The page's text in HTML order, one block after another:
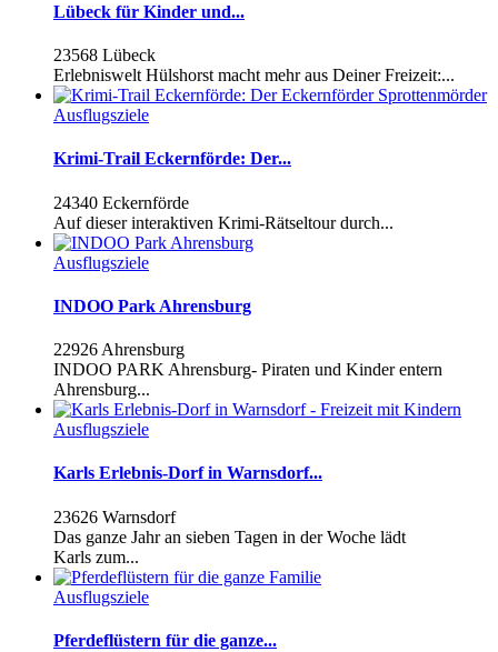
Lübeck für Kinder und...
23568 Lübeck
Erlebniswelt Hülshorst macht mehr aus Deiner Freizeit:...
Ausflugsziele
Krimi-Trail Eckernförde: Der...
24340 Eckernförde
Auf dieser interaktiven Krimi-Rätseltour durch...
Ausflugsziele
INDOO Park Ahrensburg
22926 Ahrensburg
INDOO PARK Ahrensburg- Piraten und Kinder entern
Ahrensburg...
Ausflugsziele
Karls Erlebnis-Dorf in Warnsdorf...
23626 Warnsdorf
Das ganze Jahr an sieben Tagen in der Woche lädt
Karls zum...
Ausflugsziele
Pferdeflüstern für die ganze...